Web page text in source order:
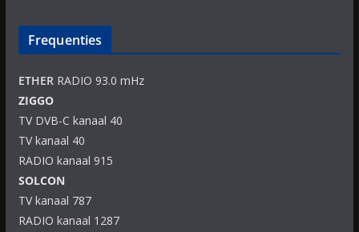
Frequenties
ETHERRADIO 93.0 mHz
ZIGGO
TV DVB-C kanaal 40
TV kanaal 40
RADIO kanaal 915
SOLCON
TV kanaal 787
RADIO kanaal 1287